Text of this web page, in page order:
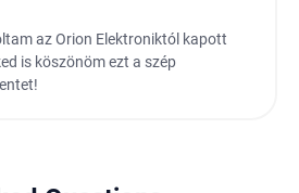
az Orion Elektroniktól kapott
is köszönöm ezt a szép